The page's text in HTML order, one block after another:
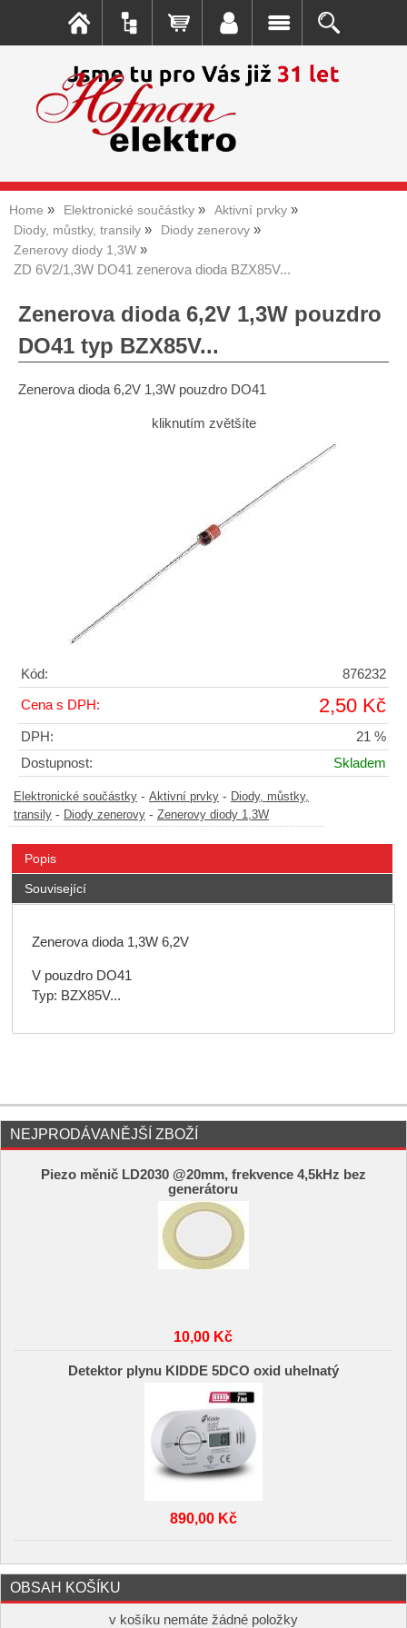
Home Elektronické součástky
Aktivní prvky
Diody, můstky, transily
Diody zenerovy
Zenerovy diody 1,3W
ZD 6V2/1,3W DO41 zenerova dioda BZX85V...
Zenerova dioda 6,2V 1,3W pouzdro
DO41 typ BZX85V...
Zenerova dioda 6,2V 1,3W pouzdro DO41
kliknutím zvětšíte
Kód: 876232
Cena s DPH: 2,50 Kč
DPH:
21 %
Dostupnost:
Skladem
Elektronické součástky - Aktivní prvky - Diody, můstky,
transily - Diody zenerovy - Zenerovy diody 1,3W
Popis
Související
Zenerova dioda 1,3W 6,2V
V pouzdro DO41
Typ: BZX85V...
NEJPRODÁVANĚJŠÍ ZBOŽÍ
Piezo měnič LD2030 @20mm, frekvence 4,5kHz bez
generátoru
10,00 Kč
Detektor plynu KIDDE 5DCO oxid uhelnatý
890,00 Kč
OBSAH KOŠÍKU
v košíku nemáte žádné položky